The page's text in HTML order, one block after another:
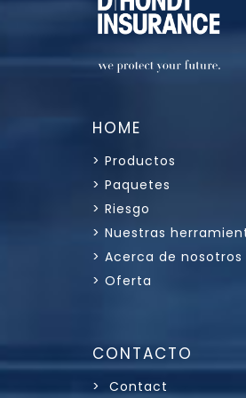
HOME
> Productos
> Paquetes
> Riesgo
> Nuestras
> Acerca de nosotros
> Oferta
CONTACTO
> Contact